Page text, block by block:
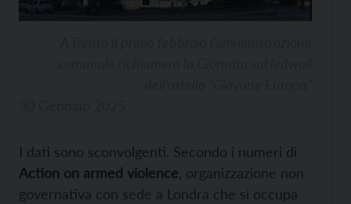
I dati sono sconvolgenti. Secondo i numeri di
Action on armed violence, organizzazione non
governativa con sede a Londra che si occupa